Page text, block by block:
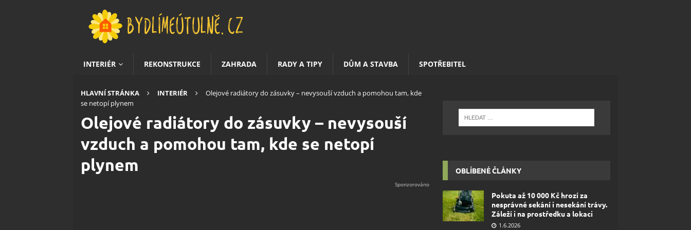
INTERIÉR REKONSTRUKCE ZAHRADA RADY A TIPY DŮM A STAVBA SPOTŘEBITEL
HLAVNÍ STRÁNKA INTERIÉR
Olejové radiátory do zásuvky – nevysouší vzduch a pomohou tam, kde
se netopí plynem
Olejové radiátory do zásuvky – nevysouší
vzduch a pomohou tam, kde se netopí
plynem
OBLÍBENÉ ČLÁNKY
Pokuta až 10 000 Kč hrozí za
nesprávné sekání i nesekání trávy.
Záleží i na prostředku a lokaci
1.6.2026